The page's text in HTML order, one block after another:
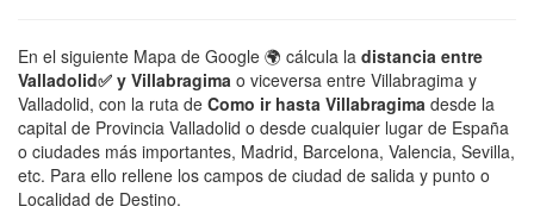
En el siguiente Mapa de Google 🌍 cálcula la distancia entre
Valladolid✅ y Villabragima o viceversa entre Villabragima y
Valladolid, con la ruta de Como ir hasta Villabragima desde la
capital de Provincia Valladolid o desde cualquier lugar de España
o ciudades más importantes, Madrid, Barcelona, Valencia, Sevilla,
etc. Para ello rellene los campos de ciudad de salida y punto o
Localidad de Destino.